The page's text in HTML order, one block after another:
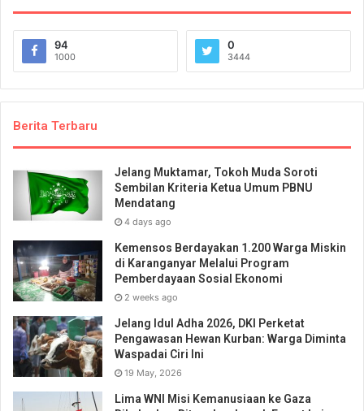
94
1000
0
3444
Berita Terbaru
Jelang Muktamar, Tokoh Muda Soroti
Sembilan Kriteria Ketua Umum PBNU
Mendatang
4 days ago
Kemensos Berdayakan 1.200 Warga Miskin
di Karanganyar Melalui Program
Pemberdayaan Sosial Ekonomi
2 weeks ago
Jelang Idul Adha 2026, DKI Perketat
Pengawasan Hewan Kurban: Warga Diminta
Waspadai Ciri Ini
19 May, 2026
Lima WNI Misi Kemanusiaan ke Gaza